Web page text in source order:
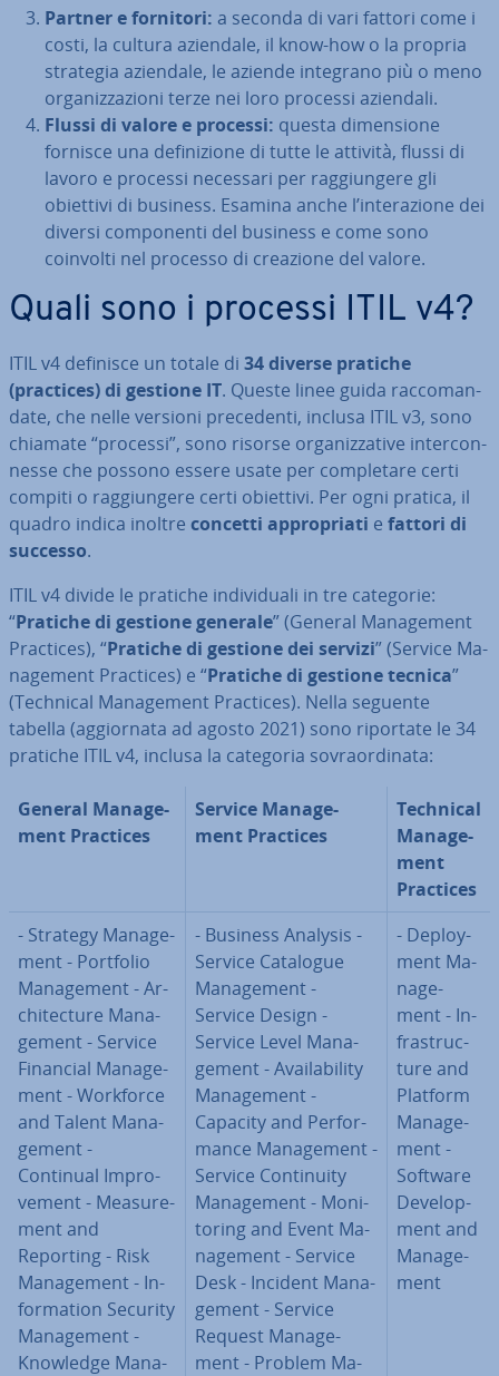
Partner e fornitori: a seconda di vari fattori come i
costi, la cultura aziendale, il know-how o la propria
strategia aziendale, le aziende integrano più o meno
or­ga­niz­za­zio­ni terze nei loro processi aziendali.
Flussi di valore e processi: questa di­men­sio­ne
fornisce una de­fi­ni­zio­ne di tutte le attività, flussi di
lavoro e processi necessari per rag­giun­ge­re gli
obiettivi di business. Esamina anche l’in­te­ra­zio­ne dei
diversi com­po­nen­ti del business e come sono
coinvolti nel processo di creazione del valore.
Quali sono i processi ITIL v4?
ITIL v4 definisce un totale di 34 diverse pratiche
(practices) di gestione IT. Queste linee guida rac­co­man­
da­te, che nelle versioni pre­ce­den­ti, inclusa ITIL v3, sono
chiamate “processi”, sono risorse or­ga­niz­za­ti­ve in­ter­con­
nes­se che possono essere usate per com­ple­ta­re certi
compiti o rag­giun­ge­re certi obiettivi. Per ogni pratica, il
quadro indica inoltre concetti ap­pro­pria­ti e fattori di
successo.
ITIL v4 divide le pratiche in­di­vi­dua­li in tre categorie:
“Pratiche di gestione generale” (General Ma­na­ge­ment
Practices), “Pratiche di gestione dei servizi” (Service Ma­
na­ge­ment Practices) e “Pratiche di gestione tecnica”
(Technical Ma­na­ge­ment Practices). Nella seguente
tabella (ag­gior­na­ta ad agosto 2021) sono riportate le 34
pratiche ITIL v4, inclusa la categoria so­vraor­di­na­ta:
General Ma­na­ge­
ment Practices
Service Ma­na­ge­
ment Practices
Technical
Ma­na­ge­
ment
Practices
- Strategy Ma­na­ge­
ment - Portfolio
Ma­na­ge­ment - Ar­
chi­tec­tu­re Ma­na­
ge­ment - Service
Financial Ma­na­ge­
ment - Workforce
and Talent Ma­na­
ge­ment -
Continual Im­pro­
ve­ment - Mea­su­re­
ment and
Reporting - Risk
Ma­na­ge­ment - In­
for­ma­tion Security
Ma­na­ge­ment -
Knowledge Ma­na­
- Business Analysis -
Service Catalogue
Ma­na­ge­ment -
Service Design -
Service Level Ma­na­
ge­ment - Avai­la­bi­li­ty
Ma­na­ge­ment -
Capacity and Per­for­
man­ce Ma­na­ge­ment -
Service Con­ti­nui­ty
Ma­na­ge­ment - Mo­ni­
to­ring and Event Ma­
na­ge­ment - Service
Desk - Incident Ma­na­
ge­ment - Service
Request Ma­na­ge­
ment - Problem Ma­
- De­ploy­
ment Ma­
na­ge­
ment - In­
fra­struc­
tu­re and
Platform
Ma­na­ge­
ment -
Software
De­ve­lo­p­
ment and
Ma­na­ge­
ment